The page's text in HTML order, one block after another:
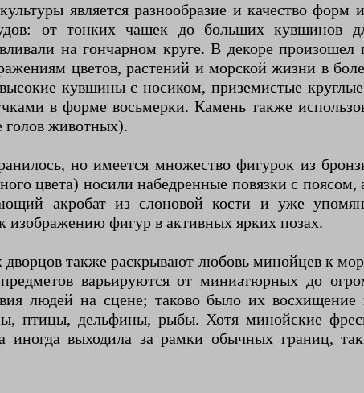
является разнообразие и качество форм
от тонких чашек до больших кувшинов
на гончарном круге. В декоре произошел
цветов, растений и морской жизни в
кувшины с носиком, приземистые
в форме восьмерки. Камень также
голов животных).
но имеется множество фигурок из
цвета) носили набедренные повязки с
акробат из слоновой кости и уже
фигур в активных ярких позах.
также раскрывают любовь минойцев к
варьируются от миниатюрных до
людей на сцене; таково было их
птицы, дельфины, рыбы. Хотя минойские
иногда выходила за рамки обычных границ,